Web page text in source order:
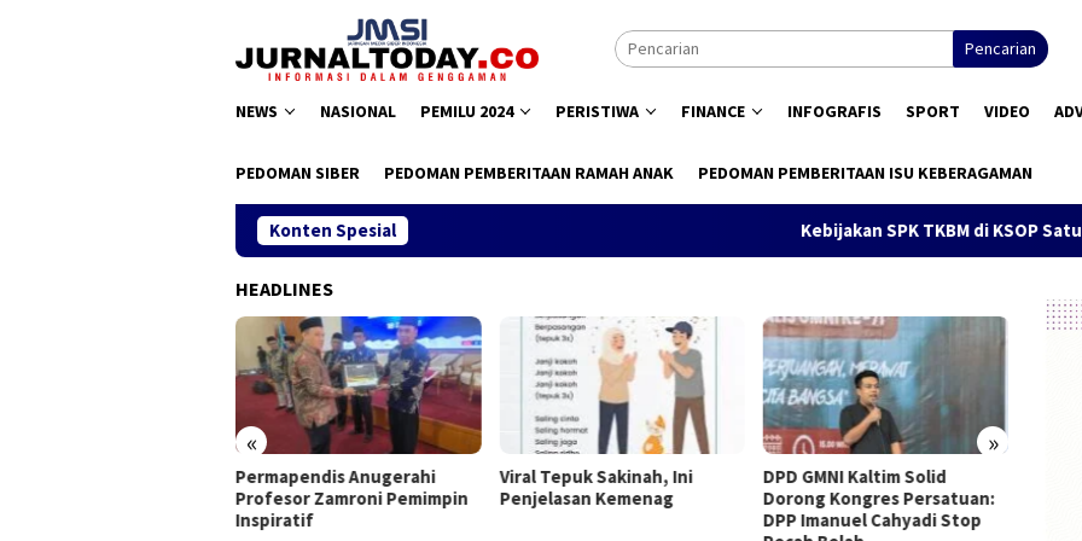
Pencarian
NEWS NASIONAL PEMILU 2024 PERISTIWA FINANCE INFOGRAFIS SPORT VIDEO
PEDOMAN SIBER PEDOMAN PEMBERITAAN RAMAH ANAK PEDOMAN PEMBERITAAN ISU KEBERAGAMAN
Konten Spesial Kebijakan SPK TKBM di KSOP Satui
HEADLINES
« »
Permapendis Anugerahi
Profesor Zamroni Pemimpin
Inspiratif
Viral Tepuk Sakinah, Ini
Penjelasan Kemenag
DPD GMNI Kaltim Solid
Dorong Kongres Persatuan:
DPP Imanuel Cahyadi Stop